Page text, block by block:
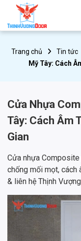
Trang chủ Tin tức
Mỹ Tây: Cách
Cửa Nhựa
Tây: Cách Âm
Gian
Cửa nhựa
chống mối mọt, cách
& liên hệ Thịnh